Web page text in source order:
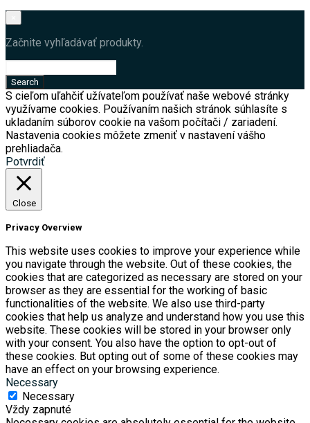
Začnite vyhľadávať produkty.
S cieľom uľahčiť užívateľom používať naše webové stránky
využívame cookies. Používaním našich stránok súhlasíte s
ukladaním súborov cookie na vašom počítači / zariadení.
Nastavenia cookies môžete zmeniť v nastavení vášho
prehliadača.
Potvrdiť
Close
Privacy Overview
This website uses cookies to improve your experience while
you navigate through the website. Out of these cookies, the
cookies that are categorized as necessary are stored on your
browser as they are essential for the working of basic
functionalities of the website. We also use third-party
cookies that help us analyze and understand how you use this
website. These cookies will be stored in your browser only
with your consent. You also have the option to opt-out of
these cookies. But opting out of some of these cookies may
have an effect on your browsing experience.
Necessary
Necessary
Vždy zapnuté